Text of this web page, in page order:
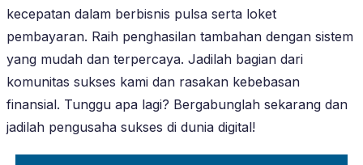
kecepatan dalam berbisnis pulsa serta loket
pembayaran. Raih penghasilan tambahan dengan sistem
yang mudah dan terpercaya. Jadilah bagian dari
komunitas sukses kami dan rasakan kebebasan
finansial. Tunggu apa lagi? Bergabunglah sekarang dan
jadilah pengusaha sukses di dunia digital!